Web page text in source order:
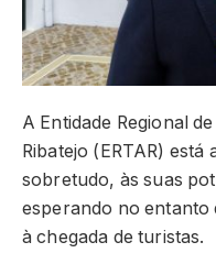
A Entidade Regional
Ribatejo (ERTAR)
sobretudo, às suas
esperando no
à chegada de turistas.